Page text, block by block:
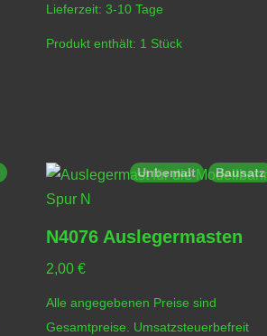
Lieferzeit:3-10 Tage
Produkt enthält: 1 Stück
Unbemalt Bausatz
N4076 Auslegermasten
2,00€
Alle angegebenen Preise sind
Gesamtpreise. Umsatzsteuerbefreit